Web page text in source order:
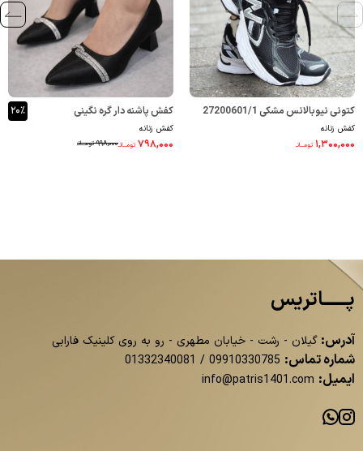
کتونی نیوبالانس مشکی 27200601/1
کفش زنانه
۱,۳۰۰,۰۰۰ تومــانـ
کفش پاشنه دار گره نگینی
33300437/1
کفش زنانه
۹۹۸,۰۰۰ تومــانـ ۷۹۸,۰۰۰ تومــانـ
۲۰٪
پــــــاتریس
آدرس: گیلان - رشت - خیابان مطهری - رو به روی کلینیک فارابی
شماره تماس: 09910330785
/
01332340081
ایمیل: info@patris1401.com